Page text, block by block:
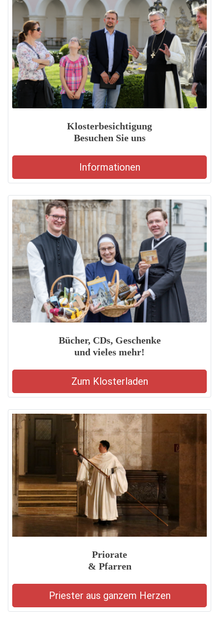
Klosterbesichtigung
Besuchen Sie uns
Informationen
Bücher, CDs, Geschenke
und vieles mehr!
Zum Klosterladen
Priorate
& Pfarren
Priester aus ganzem Herzen